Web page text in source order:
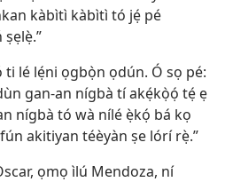
kàbìtì kàbìtì tó jẹ́ pé
ti lé lẹ́ni ọgbọ̀n ọdún. Ó sọ pé:
gan-an nígbà tí akẹ́kọ̀ọ́ tẹ́ ẹ
nígbà tó wà nílé ẹ̀kọ́ bá kọ
akitiyan téèyàn ṣe lórí rẹ̀.”
ọmọ ìlú Mendoza, ní